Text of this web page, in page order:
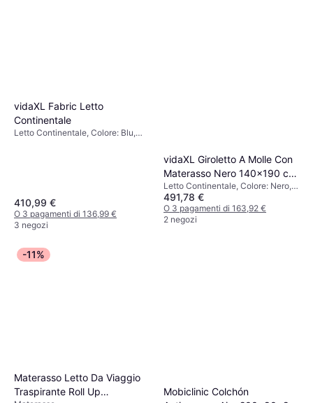
vidaXL Fabric Letto
Continentale
Letto Continentale, Colore: Blu,
410,99 €
O 3 pagamenti di 136,99 €
3 negozi
vidaXL Giroletto A Molle Con
Materasso Nero 140x190 cm
In Tessuto Arredamento Casa
& Cucina Letto Continentale
Letto Continentale, Colore: Nero,
Riempimento: Schiuma, Materiale:
Poliestere, Tessuto, Fermezza:
Medio
491,78 €
O 3 pagamenti di 163,92 €
2 negozi
-11%
Materasso Letto Da Viaggio
Traspirante Roll Up
Mobiclinic Colchón